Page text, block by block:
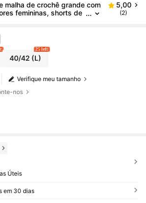
malha de crochê grande com
femininas, shorts de
5,00
(2)
40/42 (L)
25 left
Verifique meu tamanho
nos
Úteis
em 30 dias